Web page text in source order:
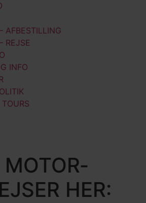
AFBESTILLING
REJSE
INFO
MOTOR­
HER: